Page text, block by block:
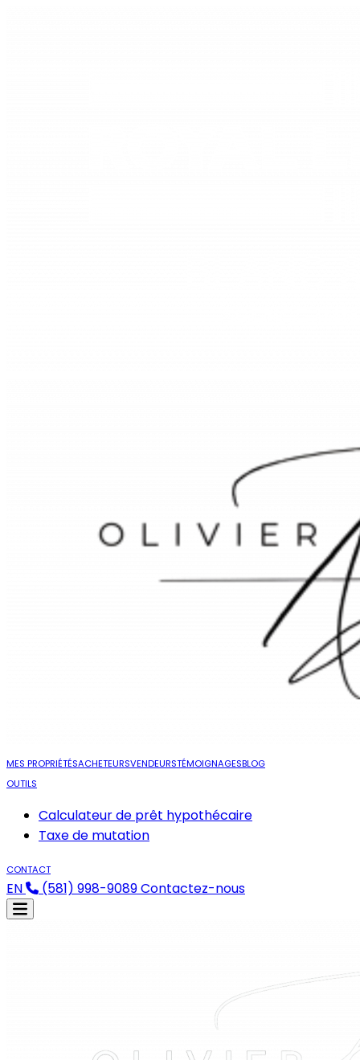
MES PROPRIÉTÉSACHETEURSVENDEURSTÉMOIGNAGESBLOG
OUTILS
Calculateur de prêt hypothécaire
Taxe de mutation
CONTACT
EN (581) 998-9089Contactez-nous